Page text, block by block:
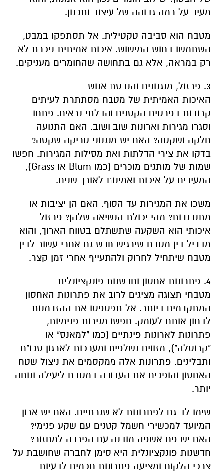
מעיד על רמה גבוהה של עיצוב ותכנון.
מטבח הוא סביבה טקטילית. אל תסתפקו במבט,
השתמשו בחוש המישוש. איכות אמיתית ניכרת לא
רק במראה, אלא גם בתחושה שהחומרים מעניקים.
3. פרזול, מנגנונים והנדסת אנוש
האיכות האמיתית של מטבח מסתתרת לעיתים
קרובות בפרטים הקטנים והבלתי נראים. פתחו
וסגרו מגירות וארונות שוב ושוב. האם התנועה
חלקה ושקטה? האם יש מנגנוני טריקה שקטה?
בדקו את צירי הדלתות ואת מסילות המגירות. חפשו
שמות של מותגים מוכרים (כמו Blum או Grass),
המעידים על איכות ואמינות לאורך שנים.
משכו את המגירות עד הסוף. האם הן יציבות או
מתנדנדות? מהי יכולת הנשיאה שלהן? פרזול
איכותי הוא השקעה שתשתלם בטווח הארוך, והוא
מבדיל בין מטבח שירגיש חדש גם אחרי עשור לבין
מטבח שיתחיל לחרוק ולהתעייף אחרי זמן קצר.
4. פתרונות אחסון וחדשנות פונקציונלית
מטבחי תצוגה מציגים לרוב את פתרונות האחסון
המתקדמים ביותר. אל תפספסו את ההזדמנות
לבחון אותם לעומק. חפשו מגירות פנימיות,
פתרונות לארונות פינתיים (כמו "למאנס" או
"קרוסלה"), מזווים נשלפים ומערכות לארגון סכו"ם
ותבלינים. פתרונות אלה ממקסמים את ניצול שטח
האחסון והופכים את העבודה במטבח ליעילה ונוחה
יותר.
שימו לב גם לפתרונות לא שגרתיים. האם יש ארון
המיועד למכשירי חשמל קטנים עם שקע פנימי?
האם יש פח אשפה מובנה עם הפרדה למחזור?
חדשנות פונקציונלית היא סימן לחברה שחושבת על
צרכי הלקוח ומציעה פתרונות חכמים לבעיות